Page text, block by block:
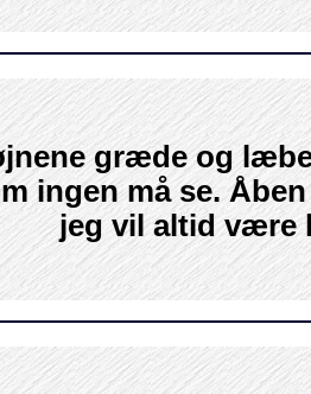
græde og
ingen må se.
jeg vil altid være